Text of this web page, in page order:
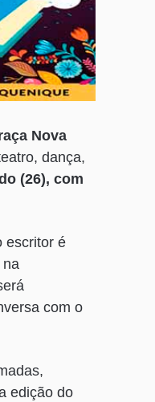
Nova
dança,
(26), com
escritor é
na
com o
edição do